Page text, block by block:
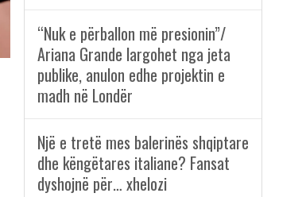
“Nuk e përballon më presionin”/
Ariana Grande largohet nga jeta
publike, anulon edhe projektin e
madh në Londër
Një e tretë mes balerinës shqiptare
dhe këngëtares italiane? Fansat
dyshojnë për… xhelozi